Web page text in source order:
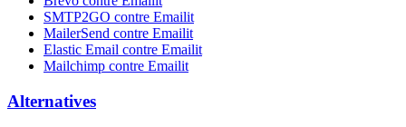
SMTP2GO contre Emailit
MailerSend contre Emailit
Elastic Email contre Emailit
Mailchimp contre Emailit
Alternatives